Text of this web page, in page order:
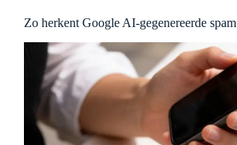
Zo herkent Google AI-gegenereerde spam